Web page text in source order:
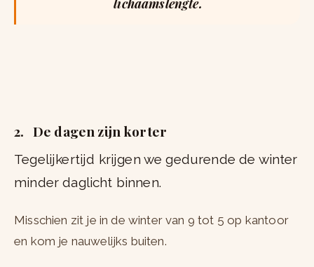
lichaamslengte.
2. De dagen zijn korter
Tegelijkertijd krijgen we gedurende de winter
minder daglicht binnen.
Misschien zit je in de winter van 9 tot 5 op kantoor
en kom je nauwelijks buiten.